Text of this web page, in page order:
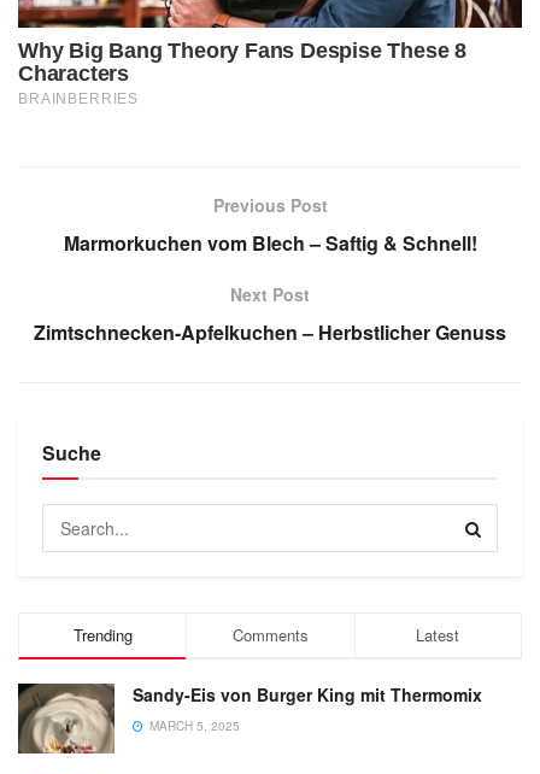
Previous Post
Marmorkuchen vom Blech – Saftig & Schnell!
Next Post
Zimtschnecken-Apfelkuchen – Herbstlicher Genuss
Suche
Trending Comments Latest
Sandy-Eis von Burger King mit Thermomix
MARCH 5, 2025